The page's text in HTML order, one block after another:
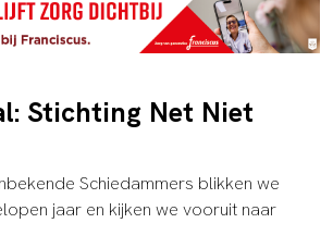
Stichting Net Niet
Schiedammers blikken we
jaar en kijken we vooruit naar